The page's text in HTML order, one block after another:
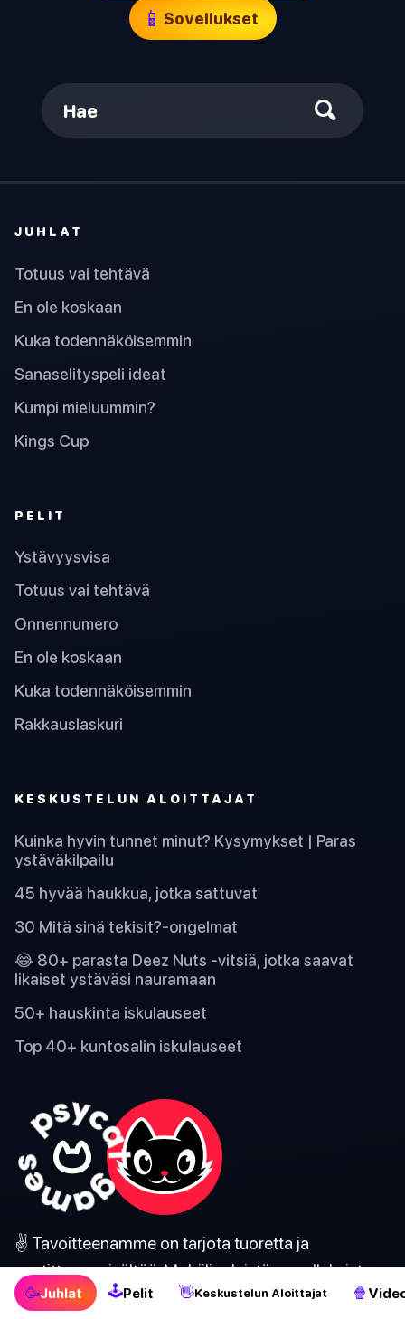
🥳Juhlat 🕹Pelit 👋Keskustelun Aloittajat 🍿
📱 Sovellukset
Hae
JUHLAT
Totuus vai tehtävä
En ole koskaan
Kuka todennäköisemmin
Sanaselityspeli ideat
Kumpi mieluummin?
Kings Cup
PELIT
Ystävyysvisa
Totuus vai tehtävä
Onnennumero
En ole koskaan
Kuka todennäköisemmin
Rakkauslaskuri
KESKUSTELUN ALOITTAJAT
Kuinka hyvin tunnet minut? Kysymykset | Paras
ystäväkilpailu
45 hyvää haukkua, jotka sattuvat
30 Mitä sinä tekisit?-ongelmat
😂 80+ parasta Deez Nuts -vitsiä, jotka saavat
likaiset ystäväsi nauramaan
50+ hauskinta iskulauseet
Top 40+ kuntosalin iskulauseet
✌️ Tavoitteenamme on tarjota tuoretta ja
nautittavaa sisältöä. Mobiilipeleistä, sovelluksista
ja tietokilpailuista, juhla- ja juomapeleistä.